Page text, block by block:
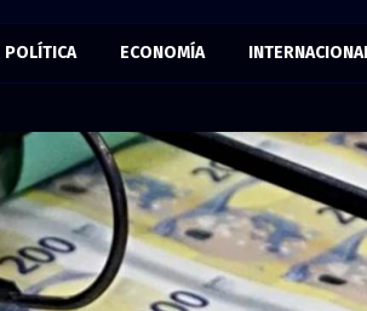
POLÍTICA ECONOMÍA